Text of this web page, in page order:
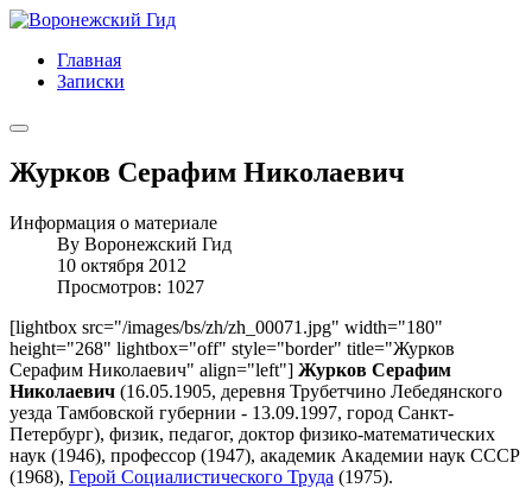
Главная
Записки
Журков Серафим Николаевич
Информация о материале
By Воронежский Гид
10 октября 2012
Просмотров: 1027
[lightbox src="/images/bs/zh/zh_00071.jpg" width="180"
height="268" lightbox="off" style="border" title="Журков
Серафим Николаевич" align="left"] Журков Серафим
Николаевич (16.05.1905, деревня Трубетчино Лебедянского
уезда Тамбовской губернии - 13.09.1997, город Санкт-
Петербург), физик, педагог, доктор физико-математических
наук (1946), профессор (1947), академик Академии наук СССР
(1968), Герой Социалистического Труда (1975).